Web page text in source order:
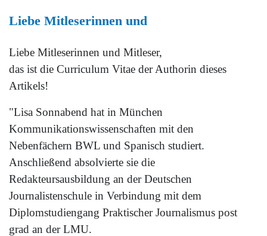
Liebe Mitleserinnen und
Liebe Mitleserinnen und Mitleser,
das ist die Curriculum Vitae der Authorin dieses
Artikels!
"Lisa Sonnabend hat in München
Kommunikationswissenschaften mit den
Nebenfächern BWL und Spanisch studiert.
Anschließend absolvierte sie die
Redakteursausbildung an der Deutschen
Journalistenschule in Verbindung mit dem
Diplomstudiengang Praktischer Journalismus post
grad an der LMU.